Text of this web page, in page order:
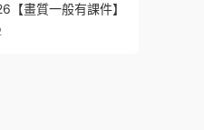
【畫質一般有課件】